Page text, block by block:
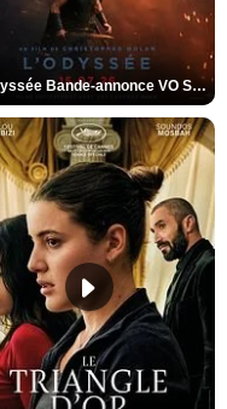
L'Odyssée Bande-annonce VO STFR